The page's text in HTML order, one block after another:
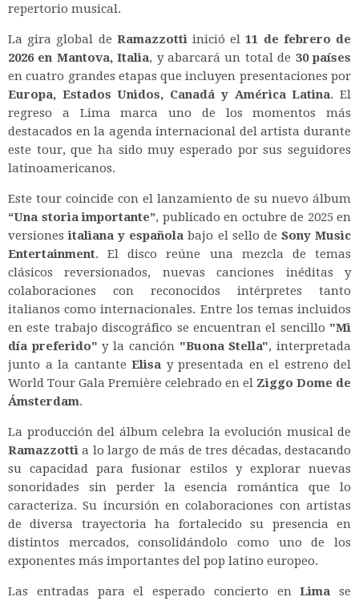
repertorio musical.
La gira global de Ramazzottiinició el11 de febrero de
2026 en Mantova, Italia, y abarcará un total de 30 países
en cuatro grandes etapas que incluyen presentaciones por
Europa, Estados Unidos, Canadá y América Latina. El
regreso a Lima marca uno de los momentos más
destacados en la agenda internacional del artista durante
este tour, que ha sido muy esperado por sus seguidores
latinoamericanos.
Este tour coincide con el lanzamiento de su nuevo álbum
“Una storia importante”, publicado en octubre de 2025 en
versionesitaliana y española bajo el sello de Sony Music
Entertainment. El disco reúne una mezcla de temas
clásicos reversionados, nuevas canciones inéditas y
colaboraciones con reconocidos intérpretes tanto
italianos como internacionales. Entre los temas incluidos
en este trabajo discográfico se encuentran el sencillo "Mi
día preferido" y la canción "Buona Stella", interpretada
junto a la cantante Elisa y presentada en el estreno del
World Tour Gala Première celebrado en el Ziggo Dome de
Ámsterdam.
La producción del álbum celebra la evolución musical de
Ramazzotti a lo largo de más de tres décadas, destacando
su capacidad para fusionar estilos y explorar nuevas
sonoridades sin perder la esencia romántica que lo
caracteriza. Su incursión en colaboraciones con artistas
de diversa trayectoria ha fortalecido su presencia en
distintos mercados, consolidándolo como uno de los
exponentes más importantes del pop latino europeo.
Las entradas para el esperado concierto enLima se